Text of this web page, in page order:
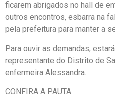
ficarem abrigados no hall de
outros encontros, esbarra na
pela prefeitura para manter a
Para ouvir as demandas,
representante do Distrito de
enfermeira Alessandra.
CONFIRA A PAUTA: